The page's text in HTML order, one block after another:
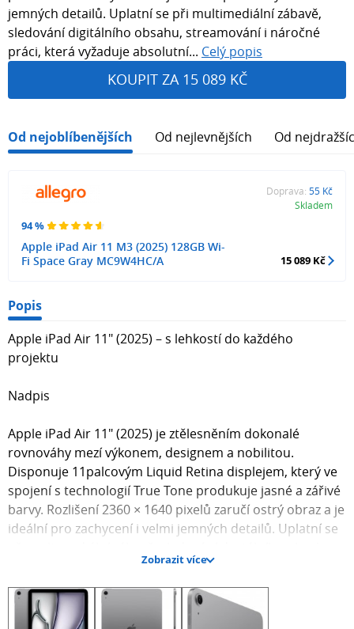
jemných detailů. Uplatní se při multimediální zábavě,
sledování digitálního obsahu, streamování i náročné
práci, která vyžaduje absolutní... Celý popis
KOUPIT ZA 15 089 KČ
Od nejoblíbenějších Od nejlevnějších Od
94 %
Apple iPad Air 11 M3 (2025) 128GB Wi-
Fi Space Gray MC9W4HC/A
Doprava: 55 Kč
Skladem
15 089 Kč
Popis
Apple iPad Air 11" (2025) – s lehkostí do každého
projektu
Nadpis
Apple iPad Air 11" (2025) je ztělesněním dokonalé
rovnováhy mezí výkonem, designem a nobilitou.
Disponuje 11palcovým Liquid Retina displejem, který ve
spojení s technologií True Tone produkuje jasné a zářivé
barvy. Rozlišení 2360 × 1640 pixelů zaručí ostrý obraz a je
ideální pro zachycení i velmi jemných detailů. Uplatní se
streamování i náročné práci, která vyžaduje absolutní
plynulost a rychlou odezvu během každého dotyku.
Seznam
Zobrazit více